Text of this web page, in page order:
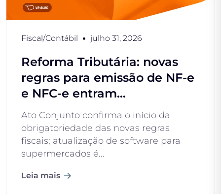
Fiscal/Contábil julho 31, 2026
Reforma Tributária: novas
regras para emissão de NF-e
e NFC-e entram...
Ato Conjunto confirma o início da
obrigatoriedade das novas regras
fiscais; atualização de software para
supermercados é...
Leia mais